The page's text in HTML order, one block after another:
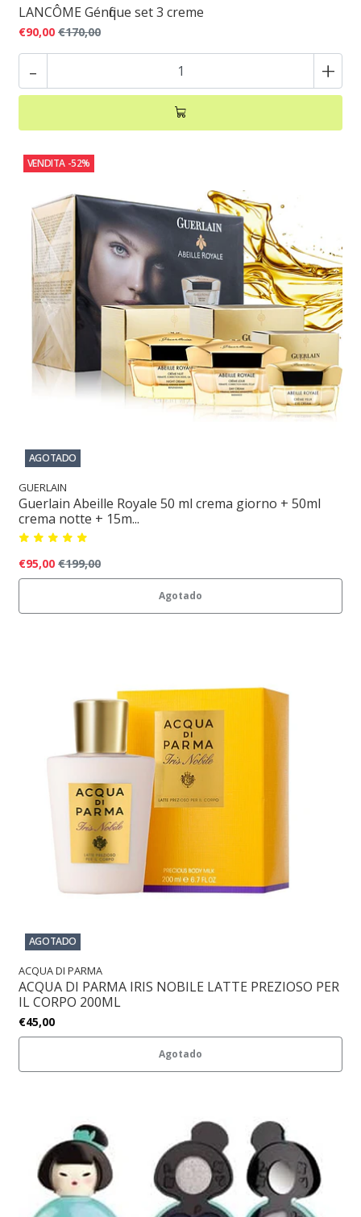
LANCÔME Génfique set 3 creme
€90,00 €170,00
- +
VENDITA -52%
AGOTADO
GUERLAIN
Guerlain Abeille Royale 50 ml crema giorno + 50ml
crema notte + 15m...
€95,00 €199,00
Agotado
AGOTADO
ACQUA DI PARMA
ACQUA DI PARMA IRIS NOBILE LATTE PREZIOSO PER
IL CORPO 200ML
€45,00
Agotado